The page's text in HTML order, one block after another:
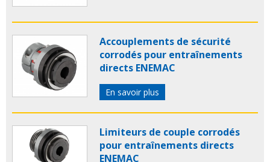
Accouplements de sécurité
corrodés pour entraînements
directs ENEMAC
En savoir plus
Limiteurs de couple corrodés
pour entraînements directs
ENEMAC